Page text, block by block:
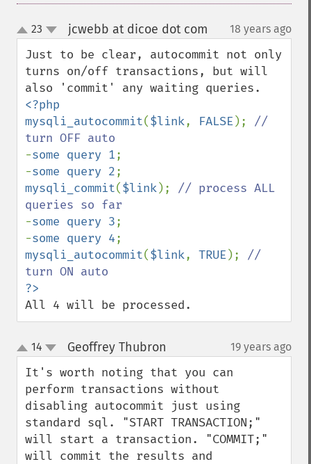
up
down
23 jcwebb at dicoe dot com 18 years ago
Just to be clear, autocommit not only
turns on/off transactions, but will
<?php
mysqli_autocommit($link, FALSE ); //
-some query 1;
-some query 2
mysqli_commit($link); // process ALL
-some query 3;
-some query 4
mysqli_autocommit($link, TRUE ); //
All 4 will be processed.
up
down
14 Geoffrey Thubron 19 years ago
It's worth noting that you can
perform transactions without
disabling autocommit just using
standard sql. "START TRANSACTION;"
will start a transaction. "COMMIT;"
will commit the results and